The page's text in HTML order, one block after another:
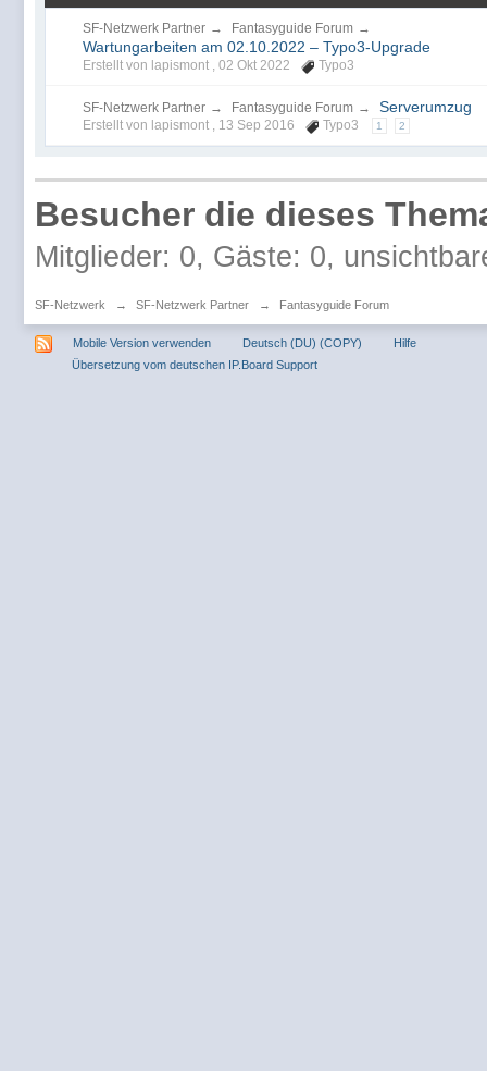
SF-Netzwerk Partner → Fantasyguide Forum →
Wartungarbeiten am 02.10.2022 – Typo3-Upgrade
Erstellt von lapismont , 02 Okt 2022 Typo3
SF-Netzwerk Partner → Fantasyguide Forum → Serverumzug
Erstellt von lapismont , 13 Sep 2016 Typo3 1 2
Besucher die dieses
Mitglieder: 0, Gäste: 0,
SF-Netzwerk → SF-Netzwerk Partner → Fantasyguide Forum
Mobile Version verwenden Deutsch (DU) (COPY)
Hilfe
Übersetzung vom deutschen IP.Board Support